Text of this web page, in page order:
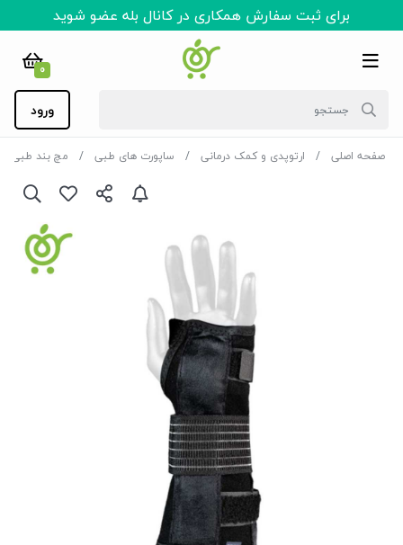
برای ثبت سفارش همکاری در کانال بله عضو شوید
0
ورود
صفحه اصلی ارتوپدی و کمک درمانی ساپورت های طبی مچ بند طبی